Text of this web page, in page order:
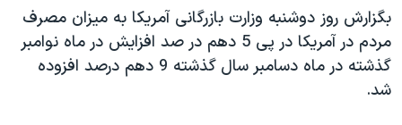
اصلی
جهش
به
جستجو
ورزشی
گزیده‌ها
ویژه برنامه‌ها
جام جهانی ۲۰۲۶
عملیات خشم حماسی
۲۵۰سالگی آمریکا
فرکانس‌های صدای آمریکا
پخش رادیویی
بگزارش روز دوشنبه وزارت بازرگانی آمريکا به ميزان مصرف
مردم در آمريکا در پی 5 دهم در صد افزايش در ماه نوامبر
گذشته در ماه دسامبر سال گذشته 9 دهم درصد افزوده
شد.